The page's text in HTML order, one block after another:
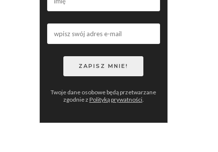
Twoje dane osobowe będą przetwarzane
zgodnie z Polityką prywatności.